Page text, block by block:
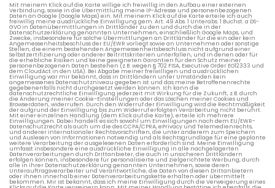
Mit meinem Klick auf die Karte willige ich freiwillig in den Aufbau einer externen
Verbindung, sowie in die Übermittlung meine IP-Adresse und personenbezogenen
Daten an Google (Google Maps) ein. Mit meinem Klick auf die Karte erteile ich auch
freiwillig meine ausdrückliche Einwilligung gem. Art. 49 Abs. 1 Unterabs. 1 Buchst. a DS-
GVO in Datenübermittlungen in Drittländer zu den und durch die in der
Datenschutzerklärung genannten Unternehmen, einschließlich Google Maps, und
Zwecke, insbesondere für solche Übermittlungen an Drittländer für die ein oder kein
Angemessenheitsbeschluss der EU/EWR vorliegt sowie an Unternehmen oder sonstige
Stellen, die einem bestehenden Angemessenheitsbeschluss nicht aufgrund einer
Selbstzertifizierung oder anderer Beitrittskriterien unterfallen, und in denen oder für
die erhebliche Risiken und keine geeigneten Garantien für den Schutz meiner
personenbezogenen Daten bestehen (z.B. wegen § 702 FISA, Executive Order EO12333 und
dem CloudAct in den USA). Bei Abgabe meiner freiwilligen und ausdrücklichen
Einwilligung war mir bekannt, dass in Drittländern unter Umständen kein
angemessenes Datenschutzniveau gegeben ist und das meine Betroffenenrechte
gegebenenfalls nicht durchgesetzt werden können. Ich kann die
datenschutzrechtliche Einwilligung jederzeit mit Wirkung für die Zukunft, z.B. durch
die Änderung meiner Cookie-Einstellungen oder das Löschen meiner Cookies und
Browserdaten, widerrufen. Durch den Widerruf der Einwilligung wird die Rechtmäßigkeit
der aufgrund der Einwilligung bis zum Widerruf erfolgten Verarbeitung nicht berührt.
Mit einer einzelnen Handlung (dem Klick auf die Karte), erteile ich mehrere
Einwilligungen. Dabei handelt es sich sowohl um Einwilligungen nach dem EU/EWR-
Datenschutzrecht als auch um die des CCPA/CPRA, ePrivacy und Telemedienrechts,
und anderer internationaler Rechtsvorschriften, die unter anderem zum Speichern
und Auslesen von Informationen notwendig und als Rechtsgrundlage für eine geplante
weitere Verarbeitung der ausgelesenen Daten erforderlich sind. Meine Einwilligung
umfasst insbesondere eine ausdrückliche Einwilligung in alle nachgelagerten
Datenverarbeitungen durch Drittanbieter, die auch in unsicheren Drittländern
erfolgen können, insbesondere für personalisierte und zielgerichtete Werbung, durch
alle in ihrer Datenschutzerklärung genannten Unternehmen, sowie deren
Unterauftragsverarbeiter und Verantwortliche, die Daten von diesen Drittanbietern
oder ihnen innerhalb einer Datenverarbeitungskette erhalten oder übermittelt
bekommen. Mir ist bekannt, dass ich meine Einwilligung durch die Verweigerung eines